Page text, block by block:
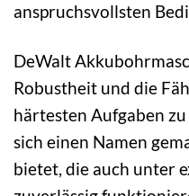
anspruchsvollsten
DeWalt
Robustheit und die
härtesten Aufgaben
sich einen Namen
bietet, die auch unter